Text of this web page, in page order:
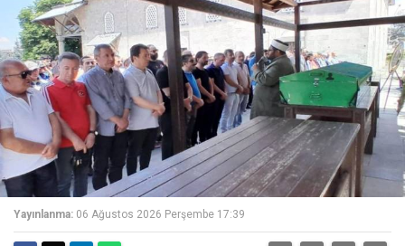
Yayınlanma: 06 Ağustos 2026 Perşembe 17:39